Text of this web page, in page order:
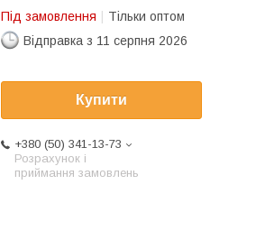
Під замовлення
Тільки оптом
Відправка з 11 серпня 2026
Купити
+380 (50) 341-13-73
Розрахунок і
приймання замовлень